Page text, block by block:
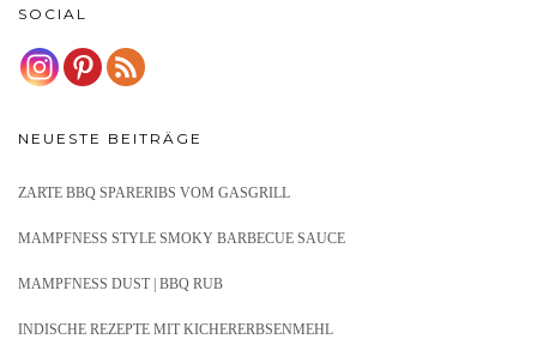
SOCIAL
NEUESTE BEITRÄGE
ZARTE BBQ SPARERIBS VOM GASGRILL
MAMPFNESS STYLE SMOKY BARBECUE SAUCE
MAMPFNESS DUST | BBQ RUB
INDISCHE REZEPTE MIT KICHERERBSENMEHL